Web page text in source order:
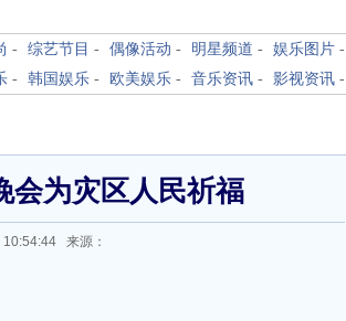
- 综艺节目 - 偶像活动 - 明星频道 - 娱乐图片 -
- 韩国娱乐 - 欧美娱乐 - 音乐资讯 - 影视资讯 -
会为灾区人民祈福
10:54:44 来源：